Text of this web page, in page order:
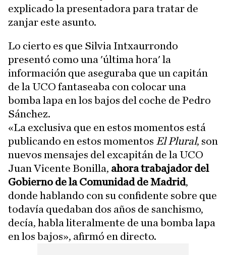
explicado la presentadora para tratar de
zanjar este asunto.
Lo cierto es que Silvia Intxaurrondo
presentó como una 'última hora' la
información que aseguraba que un capitán
de la UCO fantaseaba con colocar una
bomba lapa en los bajos del coche de Pedro
Sánchez.
«La exclusiva que en estos momentos está
publicando en estos momentos El Plural, son
nuevos mensajes del excapitán de la UCO
Juan Vicente Bonilla, ahora trabajador del
Gobierno de la Comunidad de Madrid,
donde hablando con su confidente sobre que
todavía quedaban dos años de sanchismo,
decía, habla literalmente de una bomba lapa
en los bajos», afirmó en directo.